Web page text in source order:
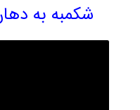
شکمبه به